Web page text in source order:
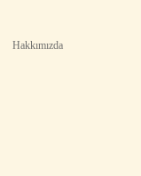
Hakkımızda